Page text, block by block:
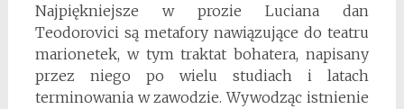
Najpiękniejsze w prozie Luciana dan
Teodorovici są metafory nawiązujące do teatru
marionetek, w tym traktat bohatera, napisany
przez niego po wielu studiach i latach
terminowania w zawodzie. Wywodząc istnienie